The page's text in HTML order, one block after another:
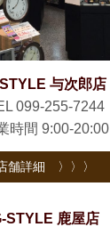
与次郎店
099-255-7244
時間 9:00-20:00
舗詳細 〉〉〉
STYLE 鹿屋店